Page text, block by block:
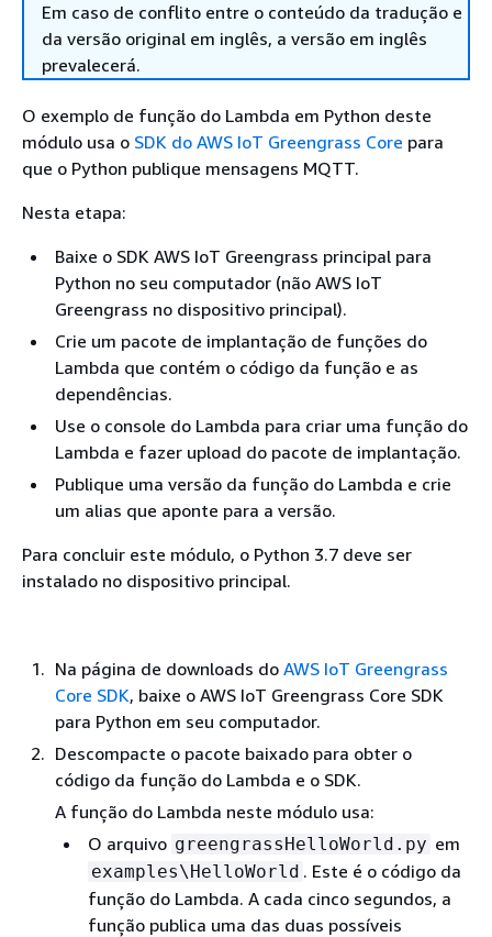
Em caso de conflito entre o conteúdo da tradução e
da versão original em inglês, a versão em inglês
prevalecerá.
O exemplo de função do Lambda em Python deste
módulo usa o SDK do AWS IoT Greengrass Core para
que o Python publique mensagens MQTT.
Nesta etapa:
Baixe o SDK AWS IoT Greengrass principal para
Python no seu computador (não AWS IoT
Greengrass no dispositivo principal).
Crie um pacote de implantação de funções do
Lambda que contém o código da função e as
dependências.
Use o console do Lambda para criar uma função do
Lambda e fazer upload do pacote de implantação.
Publique uma versão da função do Lambda e crie
um alias que aponte para a versão.
Para concluir este módulo, o Python 3.7 deve ser
instalado no dispositivo principal.
Na página de downloads do AWS IoT Greengrass
Core SDK, baixe o AWS IoT Greengrass Core SDK
para Python em seu computador.
Descompacte o pacote baixado para obter o
código da função do Lambda e o SDK.
A função do Lambda neste módulo usa:
O arquivo greengrassHelloWorld.py em
examples\HelloWorld . Este é o código da
função do Lambda. A cada cinco segundos, a
função publica uma das duas possíveis